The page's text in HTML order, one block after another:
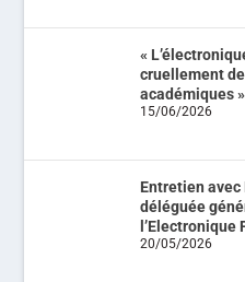
«
cruellement
académiques »
15/06/2026
Entretien avec
déléguée
l’Electronique
20/05/2026